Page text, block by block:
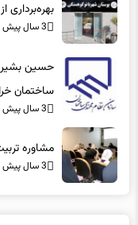
ساختمان
3 سال پیش
3 سال پیش